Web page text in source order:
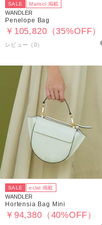
SALE Marisol 掲載
WANDLER
Penelope Bag
￥105,820（35%OFF）
SALE eclat 掲載
WANDLER
Hortensia Bag Mini
￥94,380（40%OFF）